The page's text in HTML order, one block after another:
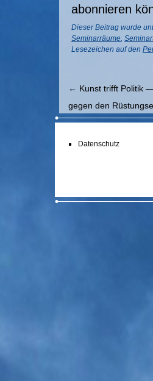
abonnieren
Dieser Beitrag wurde
Seminarräume,
Lesezeichen auf den
← Kunst trifft Politik
gegen den
Datenschutz